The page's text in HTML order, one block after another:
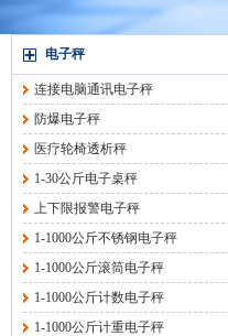
电子秤
连接电脑通讯电子秤
防爆电子秤
医疗轮椅透析秤
1-30公斤电子桌秤
上下限报警电子秤
1-1000公斤不锈钢电子秤
1-1000公斤滚筒电子秤
1-1000公斤计数电子秤
1-1000公斤计重电子秤